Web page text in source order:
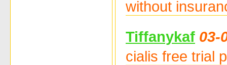
without
Tiffanykaf 03-
cialis free trial